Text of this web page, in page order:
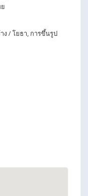
ง / โยธา, การขึ้นรูป